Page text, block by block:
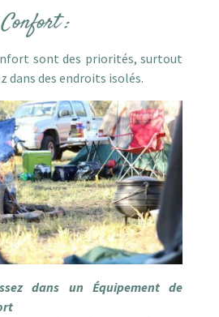
:
sont des priorités, surtout
dans des endroits isolés.
dans un Équipement de